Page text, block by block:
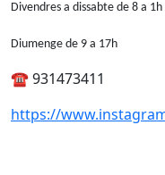
Divendres a dissabte de 8 a 1h
Diumenge de 9 a 17h
☎ 931473411
https://